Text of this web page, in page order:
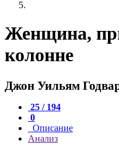
Женщина,
колонне
Джон Уильям
25 / 194
0
Описание
Анализ